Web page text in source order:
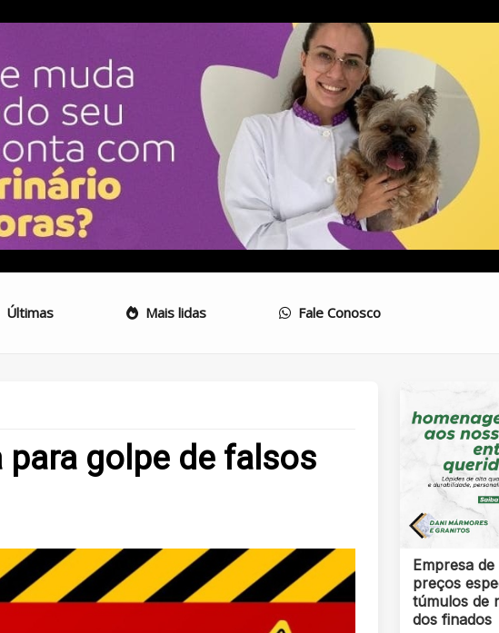
Últimas Mais lidas Fale Conosco
golpe de falsos
Empresa
preços
túmulos de
dos finados